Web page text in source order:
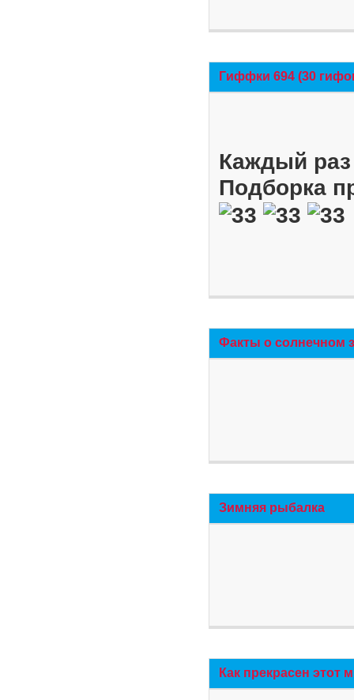
Гиффки 694 (30
Каждый
Подборка
Факты о солнечном
Зимняя рыбалка
Как прекрасен этот